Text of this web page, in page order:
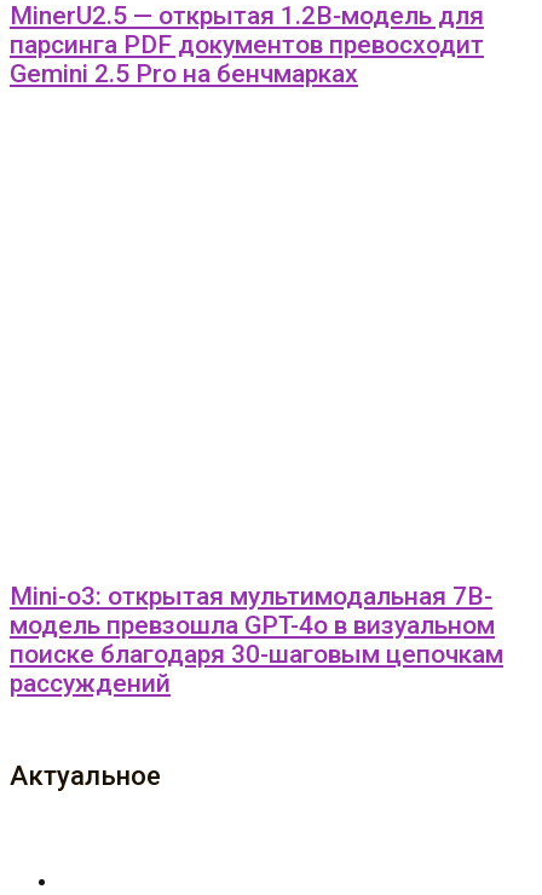
MinerU2.5 — открытая 1.2B-модель для
парсинга PDF документов превосходит
Gemini 2.5 Pro на бенчмарках
Mini-o3: открытая мультимодальная 7B-
модель превзошла GPT-4o в визуальном
поиске благодаря 30-шаговым цепочкам
рассуждений
Актуальное